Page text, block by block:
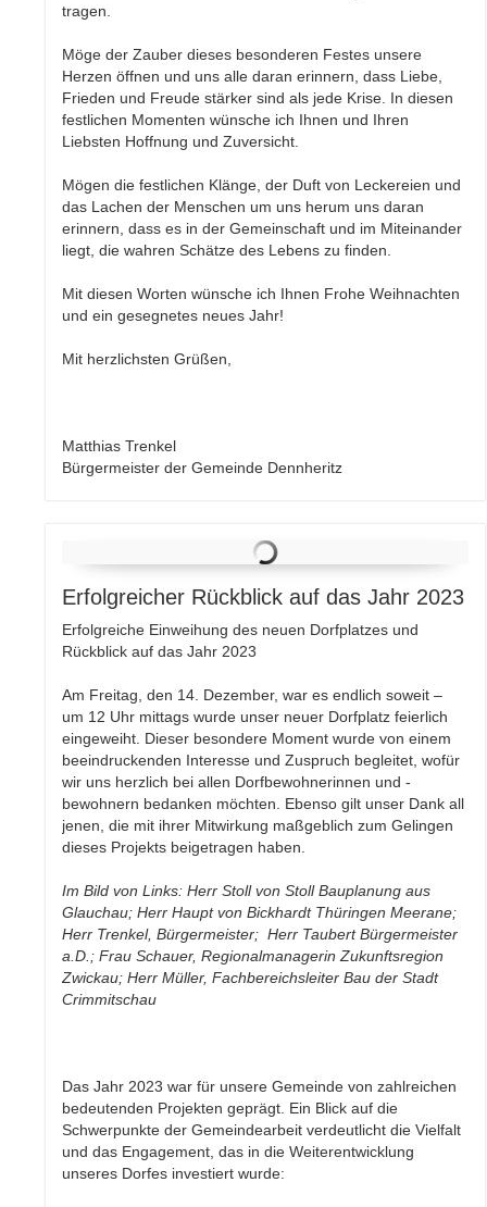
tragen.
Möge der Zauber dieses besonderen Festes unsere
Herzen öffnen und uns alle daran erinnern, dass Liebe,
Frieden und Freude stärker sind als jede Krise. In diesen
festlichen Momenten wünsche ich Ihnen und Ihren
Liebsten Hoffnung und Zuversicht.
Mögen die festlichen Klänge, der Duft von Leckereien und
das Lachen der Menschen um uns herum uns daran
erinnern, dass es in der Gemeinschaft und im Miteinander
liegt, die wahren Schätze des Lebens zu finden.
Mit diesen Worten wünsche ich Ihnen Frohe Weihnachten
und ein gesegnetes neues Jahr!
Mit herzlichsten Grüßen,
Matthias Trenkel
Bürgermeister der Gemeinde Dennheritz
Erfolgreicher Rückblick auf das Jahr 2023
Erfolgreiche Einweihung des neuen Dorfplatzes und
Rückblick auf das Jahr 2023
Am Freitag, den 14. Dezember, war es endlich soweit –
um 12 Uhr mittags wurde unser neuer Dorfplatz feierlich
eingeweiht. Dieser besondere Moment wurde von einem
beeindruckenden Interesse und Zuspruch begleitet, wofür
wir uns herzlich bei allen Dorfbewohnerinnen und -
bewohnern bedanken möchten. Ebenso gilt unser Dank all
jenen, die mit ihrer Mitwirkung maßgeblich zum Gelingen
dieses Projekts beigetragen haben.
Im Bild von Links: Herr Stoll von Stoll Bauplanung aus
Glauchau; Herr Haupt von Bickhardt Thüringen Meerane;
Herr Trenkel, Bürgermeister; Herr Taubert Bürgermeister
a.D.; Frau Schauer, Regionalmanagerin Zukunftsregion
Zwickau; Herr Müller, Fachbereichsleiter Bau der Stadt
Crimmitschau
Das Jahr 2023 war für unsere Gemeinde von zahlreichen
bedeutenden Projekten geprägt. Ein Blick auf die
Schwerpunkte der Gemeindearbeit verdeutlicht die Vielfalt
und das Engagement, das in die Weiterentwicklung
unseres Dorfes investiert wurde: